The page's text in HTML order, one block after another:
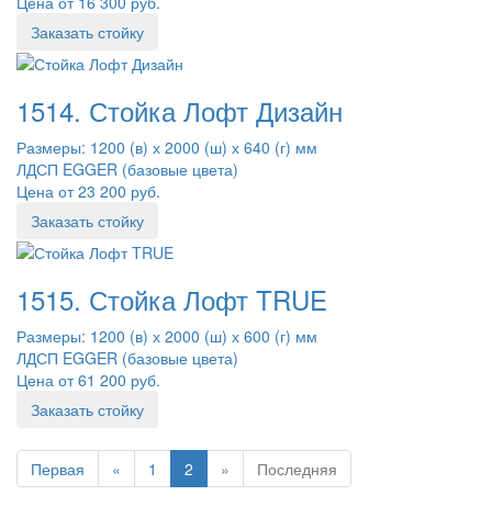
Заказать стойку
1514. Стойка Лофт Дизайн
Размеры: 1200 (в) х 2000 (ш) х 640 (г) мм
ЛДСП EGGER (базовые цвета)
Цена от 23 200 руб.
Заказать стойку
1515. Стойка Лофт TRUE
Размеры: 1200 (в) х 2000 (ш) х 600 (г) мм
ЛДСП EGGER (базовые цвета)
Цена от 61 200 руб.
Заказать стойку
Первая « 1 2 » Последняя